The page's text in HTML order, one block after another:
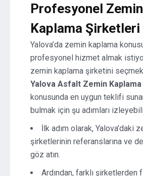
Profesyonel Zemin
Kaplama Şirketleri
Yalova’da zemin kaplama
profesyonel hizmet almak
zemin kaplama şirketini
Yalova Asfalt Zemin Kaplama
konusunda en uygun teklifi
bulmak için şu adımları
İlk adım olarak, Yalova’daki
şirketlerinin referanslarına ve
göz atın.
Ardından, farklı